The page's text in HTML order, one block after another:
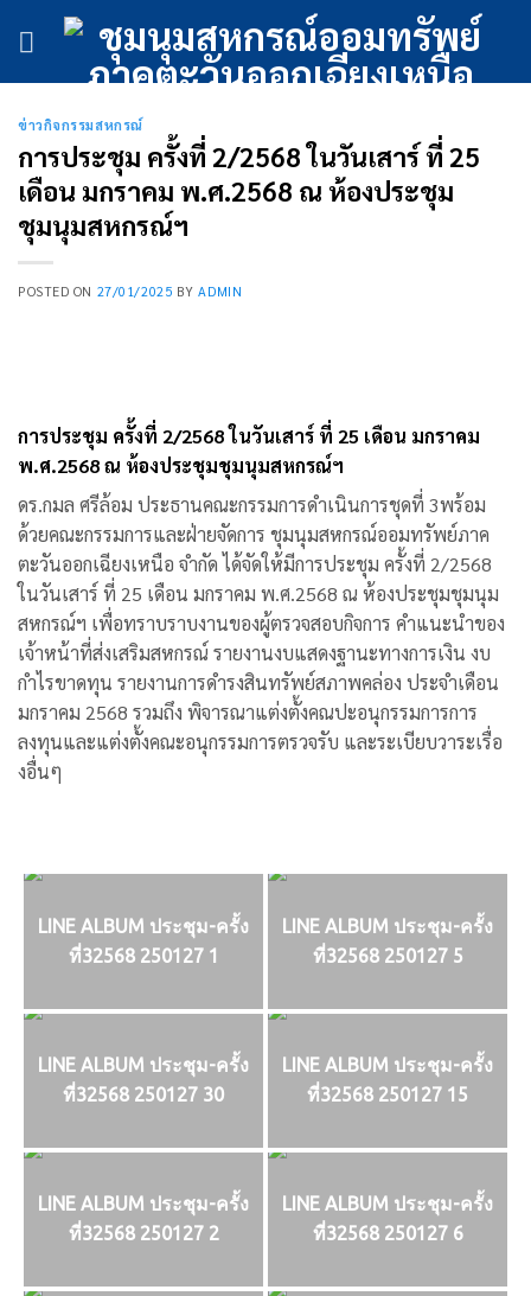
ข่าวกิจกรรมสหกรณ์
การประชุม ครั้งที่ 2/2568 ในวันเสาร์ ที่ 25
เดือน มกราคม พ.ศ.2568 ณ ห้องประชุม
ชุมนุมสหกรณ์ฯ
POSTED ON 27/01/2025 BYADMIN
การประชุม ครั้งที่ 2/2568 ในวันเสาร์ ที่ 25 เดือน มกราคม
พ.ศ.2568 ณ ห้องประชุมชุมนุมสหกรณ์ฯ
ดร.กมล ศรีล้อม ประธานคณะกรรมการดำเนินการชุดที่ 3พร้อม
ด้วยคณะกรรมการและฝ่ายจัดการ ชุมนุมสหกรณ์ออมทรัพย์ภาค
ตะวันออกเฉียงเหนือ จำกัด ได้จัดให้มีการประชุม ครั้งที่ 2/2568
ในวันเสาร์ ที่ 25 เดือน มกราคม พ.ศ.2568 ณ ห้องประชุมชุมนุม
สหกรณ์ฯ เพื่อทราบราบงานของผู้ตรวจสอบกิจการ คำแนะนำของ
เจ้าหน้าที่ส่งเสริมสหกรณ์ รายงานงบแสดงฐานะทางการเงิน งบ
กำไรขาดทุน รายงานการดำรงสินทรัพย์สภาพคล่อง ประจำเดือน
มกราคม 2568 รวมถึง พิจารณาแต่งตั้งคณปะอนุกรรมการการ
ลงทุนและแต่งตั้งคณะอนุกรรมการตรวจรับ และระเบียบวาระเรื่อ
งอื่นๆ
LINE ALBUM ประชุม-ครั้ง
ที่32568 250127 1
LINE ALBUM ประชุม-ครั้ง
ที่32568 250127 5
LINE ALBUM ประชุม-ครั้ง
ที่32568 250127 30
LINE ALBUM ประชุม-ครั้ง
ที่32568 250127 15
LINE ALBUM ประชุม-ครั้ง
ที่32568 250127 2
LINE ALBUM ประชุม-ครั้ง
ที่32568 250127 6